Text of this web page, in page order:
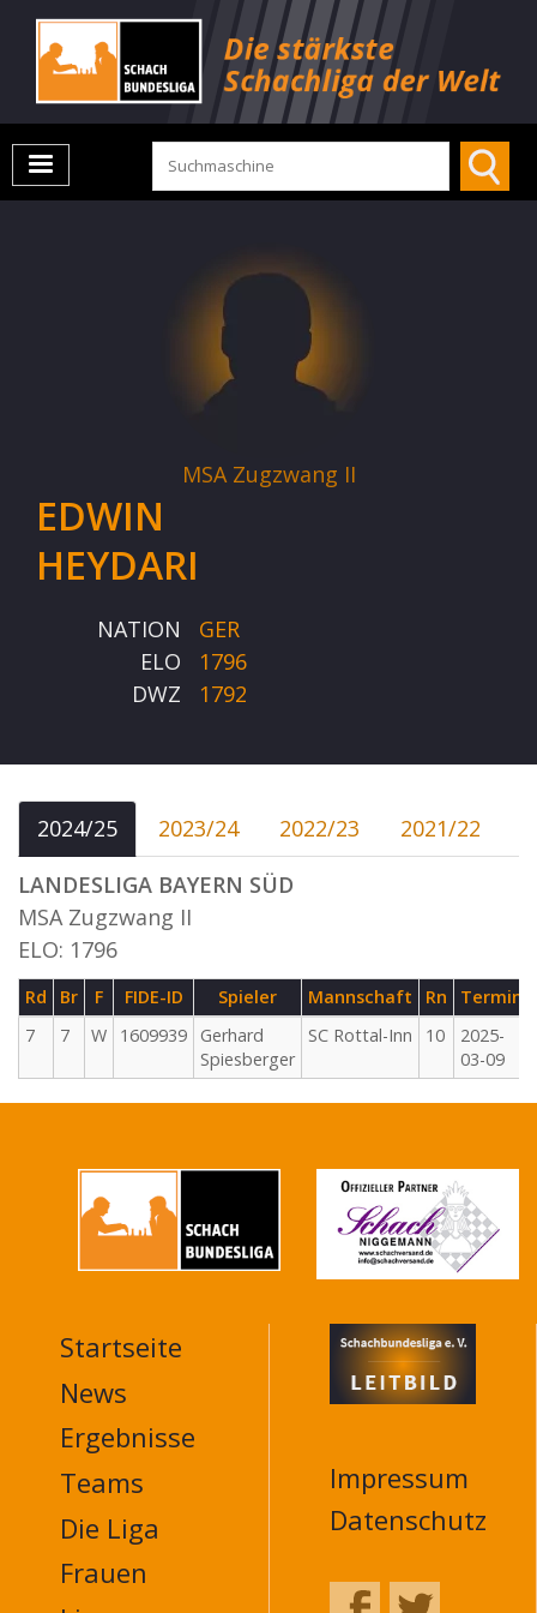
MSA Zugzwang II
EDWIN
HEYDARI
NATION
GER
ELO
1796
DWZ
1792
2024/25 2023/24 2022/23
2021/22
LANDESLIGA BAYERN SÜD
MSA Zugzwang II
ELO: 1796
Rd Br F FIDE-ID Spieler Mannschaft Rn
Termin
7
7 W 1609939
Gerhard
Spiesberger
SC Rottal-Inn 10
2025-
03-09
MAIN
NAVIGATION
FOOTER
Startseite
News
Ergebnisse
Teams
Die Liga
Frauen
Impressum
Datenschutz